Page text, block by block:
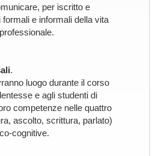
per iscritto e
e informali della vita
.
luogo durante il corso
e agli studenti di
competenze nelle quattro
ascolto, scrittura, parlato)
cognitive.